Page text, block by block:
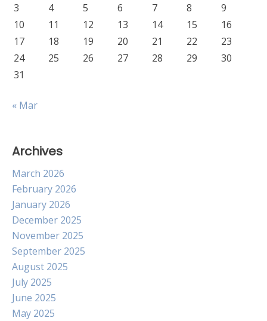
3
4 5 6 7 8
9
10
11 12 13 14 15
16
17
18 19 20 21 22
23
24
25 26 27 28 29
30
31
« Mar
Archives
March 2026
February 2026
January 2026
December 2025
November 2025
September 2025
August 2025
July 2025
June 2025
May 2025